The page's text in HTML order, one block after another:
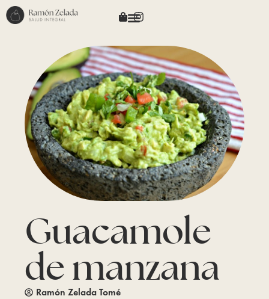
Guacamole
de manzana
Ramón Zelada Tomé